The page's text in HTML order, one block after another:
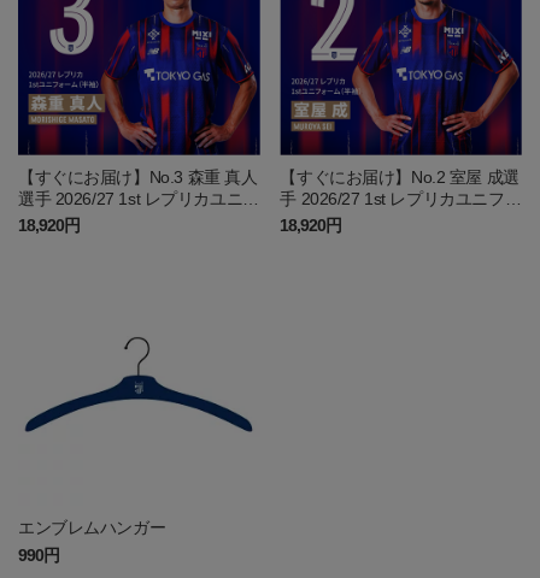
【すぐにお届け】No.3 森重 真人
選手 2026/27 1st レプリカユニフ
ォーム 半袖
18,920円
【すぐにお届け】No.2 室屋 成選
手 2026/27 1st レプリカユニフォ
ーム 半袖
18,920円
エンブレムハンガー
990円